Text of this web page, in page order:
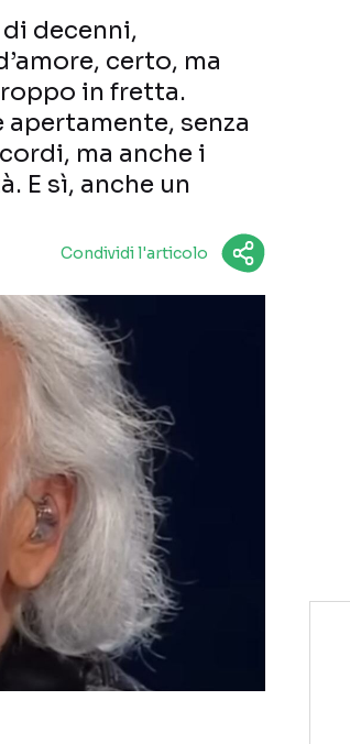
decenni,
certo, ma
in fretta.
senza
ma anche i
E sì, anche un
Condividi l'articolo